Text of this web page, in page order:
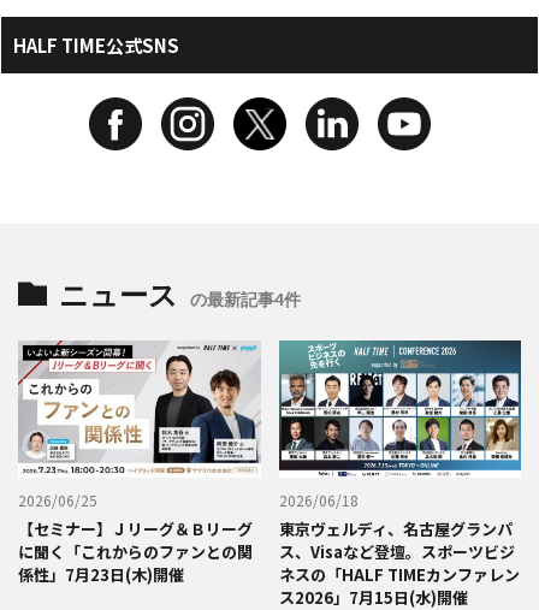
HALF TIME公式SNS
ニュース の最新記事4件
2026/06/25
【セミナー】Ｊリーグ＆Ｂリーグ
に聞く「これからのファンとの関
係性」7月23日(木)開催
2026/06/18
東京ヴェルディ、名古屋グランパ
ス、Visaなど登壇。スポーツビジ
ネスの「HALF TIMEカンファレン
ス2026」7月15日(水)開催